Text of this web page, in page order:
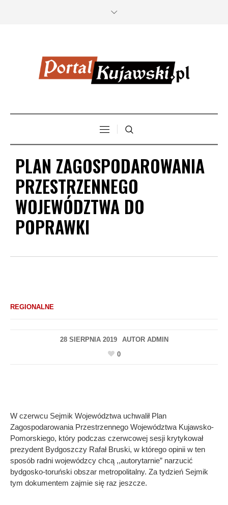
PLAN ZAGOSPODAROWANIA
PRZESTRZENNEGO
WOJEWÓDZTWA DO
POPRAWKI
REGIONALNE
28 SIERPNIA 2019 AUTOR ADMIN
0
W czerwcu Sejmik Województwa uchwalił Plan
Zagospodarowania Przestrzennego Województwa Kujawsko-
Pomorskiego, który podczas czerwcowej sesji krytykował
prezydent Bydgoszczy Rafał Bruski, w którego opinii w ten
sposób radni wojewódzcy chcą ,,autorytarnie” narzucić
bydgosko-toruński obszar metropolitalny. Za tydzień Sejmik
tym dokumentem zajmie się raz jeszcze.